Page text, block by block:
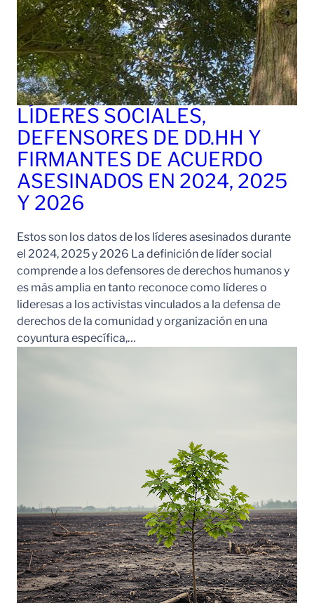
LÍDERES SOCIALES,
DEFENSORES DE DD.HH Y
FIRMANTES DE ACUERDO
ASESINADOS EN 2024, 2025
Y 2026
Estos son los datos de los líderes asesinados durante
el 2024, 2025 y 2026 La definición de líder social
comprende a los defensores de derechos humanos y
es más amplia en tanto reconoce como líderes o
lideresas a los activistas vinculados a la defensa de
derechos de la comunidad y organización en una
coyuntura específica,…